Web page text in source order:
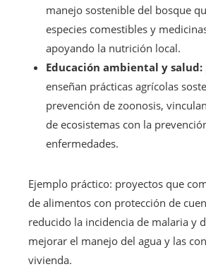
manejo sostenible del bosque
especies comestibles y
apoyando la nutrición local.
Educación ambiental y salud:
enseñan prácticas agrícolas
prevención de zoonosis,
de ecosistemas con la
enfermedades.
Ejemplo práctico: proyectos que
de alimentos con protección de
reducido la incidencia de malaria y
mejorar el manejo del agua y las
vivienda.